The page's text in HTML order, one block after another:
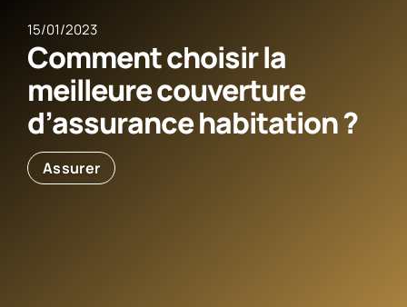
15/01/2023
Comment choisir la
meilleure couverture
d’assurance habitation ?
Assurer